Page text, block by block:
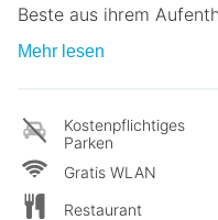
Beste aus ihrem
Mehr lesen
Kostenpflichtiges
Parken
Gratis WLAN
Restaurant